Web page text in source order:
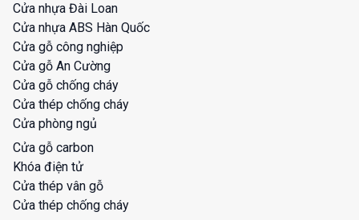
Cửa nhựa Đài Loan
Cửa nhựa ABS Hàn Quốc
Cửa gỗ công nghiệp
Cửa gỗ An Cường
Cửa gỗ chống cháy
Cửa thép chống cháy
Cửa phòng ngủ
Cửa gỗ carbon
Khóa điện tử
Cửa thép vân gỗ
Cửa thép chống cháy